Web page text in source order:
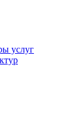
услуг